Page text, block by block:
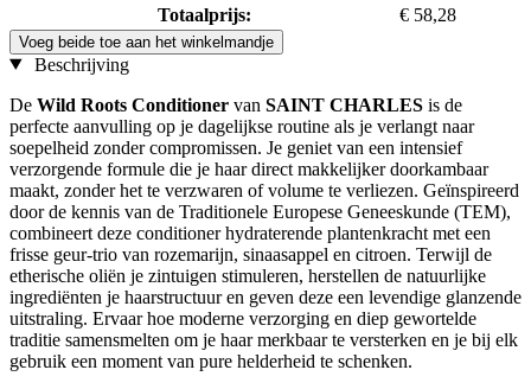
Totaalprijs:
€ 58,28
Voeg beide toe aan het winkelmandje
Beschrijving
De Wild Roots Conditioner van SAINT CHARLES is de
perfecte aanvulling op je dagelijkse routine als je verlangt naar
soepelheid zonder compromissen. Je geniet van een intensief
verzorgende formule die je haar direct makkelijker doorkambaar
maakt, zonder het te verzwaren of volume te verliezen. Geïnspireerd
door de kennis van de Traditionele Europese Geneeskunde (TEM),
combineert deze conditioner hydraterende plantenkracht met een
frisse geur-trio van rozemarijn, sinaasappel en citroen. Terwijl de
etherische oliën je zintuigen stimuleren, herstellen de natuurlijke
ingrediënten je haarstructuur en geven deze een levendige glanzende
uitstraling. Ervaar hoe moderne verzorging en diep gewortelde
traditie samensmelten om je haar merkbaar te versterken en je bij elk
gebruik een moment van pure helderheid te schenken.